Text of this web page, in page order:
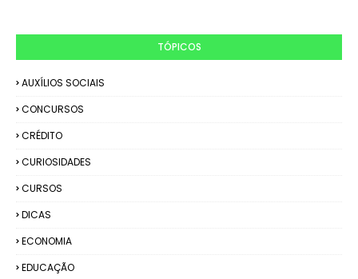
TÓPICOS
AUXÍLIOS SOCIAIS
CONCURSOS
CRÉDITO
CURIOSIDADES
CURSOS
DICAS
ECONOMIA
EDUCAÇÃO